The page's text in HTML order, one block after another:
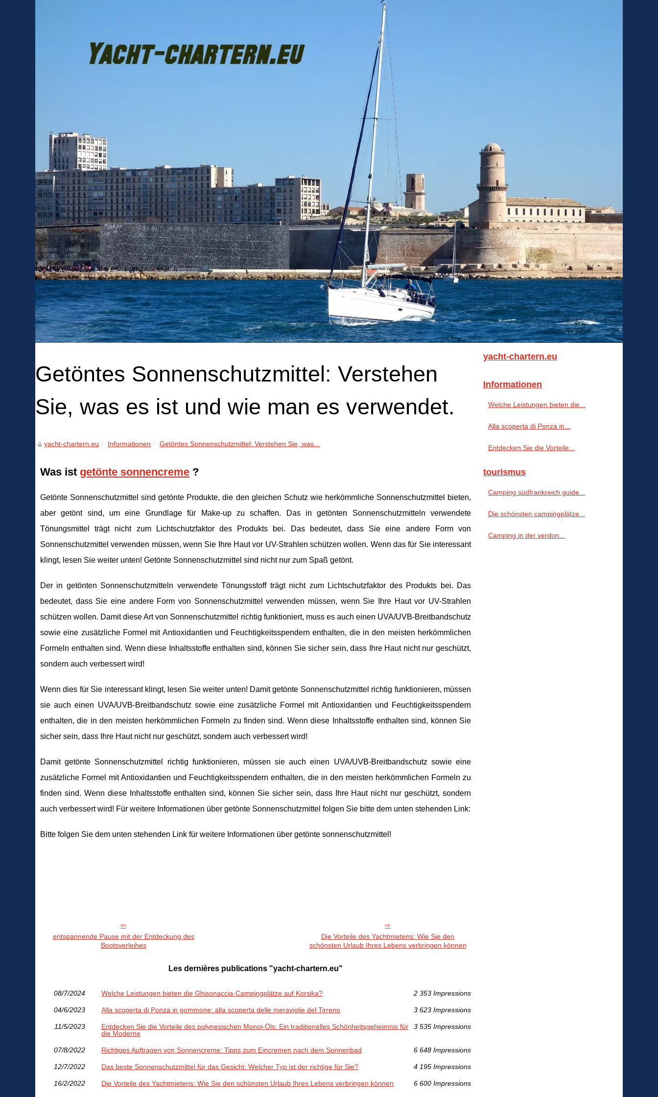
Getöntes Sonnenschutzmittel: Verstehen
Sie, was es ist und wie man es verwendet.
yacht-chartern.eu Informationen Getöntes Sonnenschutzmittel: Verstehen Sie, was...
Was ist getönte sonnencreme ?
Getönte Sonnenschutzmittel sind getönte Produkte, die den gleichen Schutz wie herkömmliche Sonnenschutzmittel bieten,
aber getönt sind, um eine Grundlage für Make-up zu schaffen. Das in getönten Sonnenschutzmitteln verwendete
Tönungsmittel trägt nicht zum Lichtschutzfaktor des Produkts bei. Das bedeutet, dass Sie eine andere Form von
Sonnenschutzmittel verwenden müssen, wenn Sie Ihre Haut vor UV-Strahlen schützen wollen. Wenn das für Sie interessant
klingt, lesen Sie weiter unten! Getönte Sonnenschutzmittel sind nicht nur zum Spaß getönt.
Der in getönten Sonnenschutzmitteln verwendete Tönungsstoff trägt nicht zum Lichtschutzfaktor des Produkts bei. Das
bedeutet, dass Sie eine andere Form von Sonnenschutzmittel verwenden müssen, wenn Sie Ihre Haut vor UV-Strahlen
schützen wollen. Damit diese Art von Sonnenschutzmittel richtig funktioniert, muss es auch einen UVA/UVB-Breitbandschutz
sowie eine zusätzliche Formel mit Antioxidantien und Feuchtigkeitsspendern enthalten, die in den meisten herkömmlichen
Formeln enthalten sind. Wenn diese Inhaltsstoffe enthalten sind, können Sie sicher sein, dass Ihre Haut nicht nur geschützt,
sondern auch verbessert wird!
Wenn dies für Sie interessant klingt, lesen Sie weiter unten! Damit getönte Sonnenschutzmittel richtig funktionieren, müssen
sie auch einen UVA/UVB-Breitbandschutz sowie eine zusätzliche Formel mit Antioxidantien und Feuchtigkeitsspendern
enthalten, die in den meisten herkömmlichen Formeln zu finden sind. Wenn diese Inhaltsstoffe enthalten sind, können Sie
sicher sein, dass Ihre Haut nicht nur geschützt, sondern auch verbessert wird!
Damit getönte Sonnenschutzmittel richtig funktionieren, müssen sie auch einen UVA/UVB-Breitbandschutz sowie eine
zusätzliche Formel mit Antioxidantien und Feuchtigkeitsspendern enthalten, die in den meisten herkömmlichen Formeln zu
finden sind. Wenn diese Inhaltsstoffe enthalten sind, können Sie sicher sein, dass Ihre Haut nicht nur geschützt, sondern
auch verbessert wird! Für weitere Informationen über getönte Sonnenschutzmittel folgen Sie bitte dem unten stehenden Link:
Bitte folgen Sie dem unten stehenden Link für weitere Informationen über getönte sonnenschutzmittel!
entspannende Pause mit der Entdeckung des
Bootsverleihes
Die Vorteile des Yachtmietens: Wie Sie den
schönsten Urlaub Ihres Lebens verbringen können
Les dernières publications "yacht-chartern.eu"
08/7/2024 Welche Leistungen bieten die Ghisonaccia-Campingplätze auf Korsika? 2 353 Impressions
04/6/2023 Alla scoperta di Ponza in gommone: alla scoperta delle meraviglie del Tirreno 3 623 Impressions
11/5/2023
Entdecken Sie die Vorteile des polynesischen Monoi-Öls: Ein traditionelles Schönheitsgeheimnis für
die Moderne
3 535 Impressions
07/8/2022 Richtiges Auftragen von Sonnencreme: Tipps zum Eincremen nach dem Sonnenbad 6 648 Impressions
12/7/2022 Das beste Sonnenschutzmittel für das Gesicht: Welcher Typ ist der richtige für Sie? 4 195 Impressions
16/2/2022 Die Vorteile des Yachtmietens: Wie Sie den schönsten Urlaub Ihres Lebens verbringen können 6 600 Impressions
yacht-chartern.eu
Informationen
Welche Leistungen bieten die...
Alla scoperta di Ponza in...
Entdecken Sie die Vorteile...
tourismus
Camping südfrankreich guide...
Die schönsten campingplätze...
Camping in der verdon...